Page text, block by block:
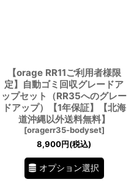
【orage RR11ご利用者様限
定】自動ゴミ回収グレードア
ップセット（RR35へのグレー
ドアップ）【1年保証】【北海
道沖縄以外送料無料】
[oragerr35-bodyset]
8,900円(税込)
オプション選択